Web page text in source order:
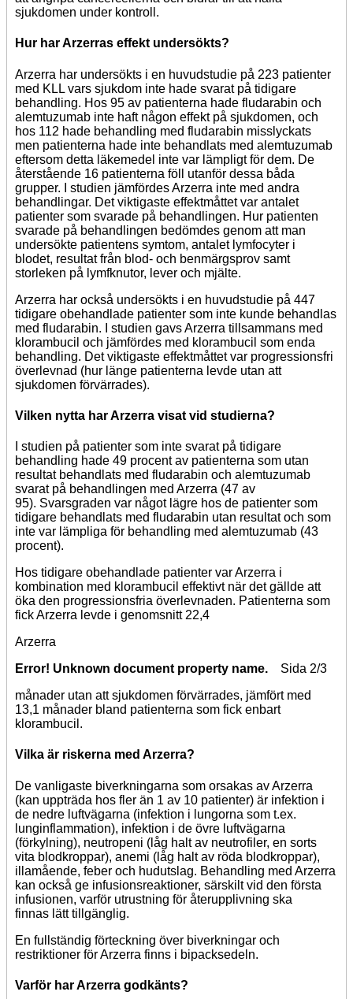
sjukdomen under kontroll.
Hur har Arzerras effekt undersökts?
Arzerra har undersökts i en huvudstudie på 223 patienter
med KLL vars sjukdom inte hade svarat på tidigare
behandling. Hos 95 av patienterna hade fludarabin och
alemtuzumab inte haft någon effekt på sjukdomen, och
hos 112 hade behandling med fludarabin misslyckats
men patienterna hade inte behandlats med alemtuzumab
eftersom detta läkemedel inte var lämpligt för dem. De
återstående 16 patienterna föll utanför dessa båda
grupper. I studien jämfördes Arzerra inte med andra
behandlingar. Det viktigaste effektmåttet var antalet
patienter som svarade på behandlingen. Hur patienten
svarade på behandlingen bedömdes genom att man
undersökte patientens symtom, antalet lymfocyter i
blodet, resultat från blod- och benmärgsprov samt
storleken på lymfknutor, lever och mjälte.
Arzerra har också undersökts i en huvudstudie på 447
tidigare obehandlade patienter som inte kunde behandlas
med fludarabin. I studien gavs Arzerra tillsammans med
klorambucil och jämfördes med klorambucil som enda
behandling. Det viktigaste effektmåttet var progressionsfri
överlevnad (hur länge patienterna levde utan att
sjukdomen förvärrades).
Vilken nytta har Arzerra visat vid studierna?
I studien på patienter som inte svarat på tidigare
behandling hade 49 procent av patienterna som utan
resultat behandlats med fludarabin och alemtuzumab
svarat på behandlingen med Arzerra (47 av
95). Svarsgraden var något lägre hos de patienter som
tidigare behandlats med fludarabin utan resultat och som
inte var lämpliga för behandling med alemtuzumab (43
procent).
Hos tidigare obehandlade patienter var Arzerra i
kombination med klorambucil effektivt när det gällde att
öka den progressionsfria överlevnaden. Patienterna som
fick Arzerra levde i genomsnitt 22,4
Arzerra
Error! Unknown document property name. Sida 2/3
månader utan att sjukdomen förvärrades, jämfört med
13,1 månader bland patienterna som fick enbart
klorambucil.
Vilka är riskerna med Arzerra?
De vanligaste biverkningarna som orsakas av Arzerra
(kan uppträda hos fler än 1 av 10 patienter) är infektion i
de nedre luftvägarna (infektion i lungorna som t.ex.
lunginflammation), infektion i de övre luftvägarna
(förkylning), neutropeni (låg halt av neutrofiler, en sorts
vita blodkroppar), anemi (låg halt av röda blodkroppar),
illamående, feber och hudutslag. Behandling med Arzerra
kan också ge infusionsreaktioner, särskilt vid den första
infusionen, varför utrustning för återupplivning ska
finnas lätt tillgänglig.
En fullständig förteckning över biverkningar och
restriktioner för Arzerra finns i bipacksedeln.
Varför har Arzerra godkänts?